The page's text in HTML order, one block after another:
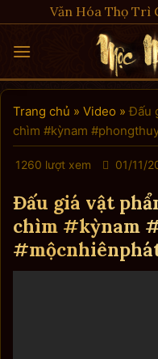
to
content
Văn Hóa Thọ Trì
Trang chủ » Video »Đấu
chìm #kỳnam
1260 lượt xem 01/11/
Đấu giá vật
chìm #kỳnam